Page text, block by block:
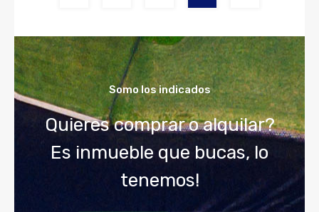
Somo los indicados
Quieres comprar o alquilar?
Es inmueble que bucas, lo
tenemos!